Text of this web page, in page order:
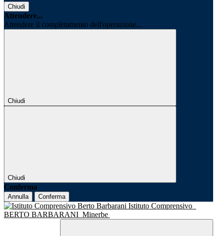
Chiudi
Attendere...
Attendere il completamento dell'operazione...
Chiudi
Chiudi
Conferma
Annulla Conferma
Istituto Comprensivo
BERTO BARBARANI Minerbe